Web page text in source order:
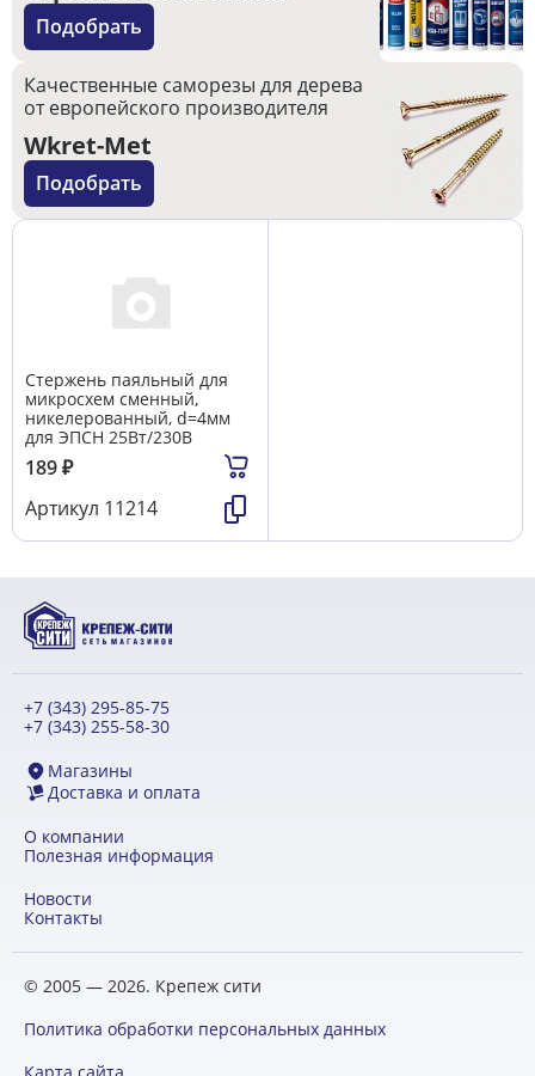
Подобрать
Качественные саморезы для дерева
от европейского производителя
Wkret-Met
Подобрать
Стержень паяльный для
микросхем сменный,
никелерованный, d=4мм
для ЭПСН 25Вт/230В
189₽
Артикул 11214
+7 (343) 295-85-75
+7 (343) 255-58-30
Магазины
Доставка и оплата
О компании
Полезная информация
Новости
Контакты
© 2005 — 2026. Крепеж сити
Политика обработки персональных данных